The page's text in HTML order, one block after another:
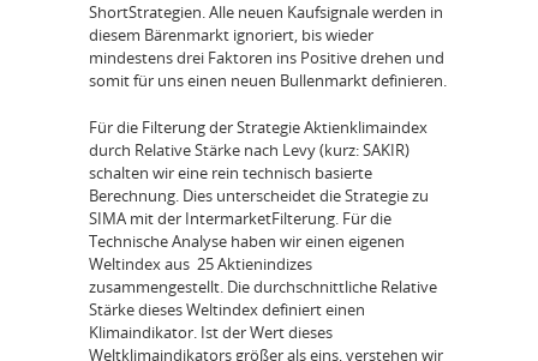
Short­Strategien. Alle neuen Kaufsignale werden in
diesem Bärenmarkt ignoriert, bis wieder
mindestens drei Faktoren ins Positive drehen und
somit für uns einen neuen Bullenmarkt definieren.
Für die Filterung der Strategie Aktienklimaindex
durch Relative Stärke nach Levy (kurz: SAKIR)
schalten wir eine rein technisch basierte
Berechnung. Dies unterscheidet die Strategie zu
SIMA mit der Intermarket­Filterung. Für die
Technische Analyse haben wir einen eigenen
Weltindex aus 25 Aktienindizes
zusammengestellt. Die durchschnittliche Relative
Stärke dieses Weltindex definiert einen
Klimaindikator. Ist der Wert dieses
Weltklimaindikators größer als eins, verstehen wir